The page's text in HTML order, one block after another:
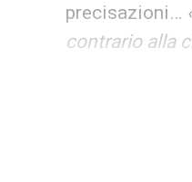
precisazioni…
contrario alla
concepisco